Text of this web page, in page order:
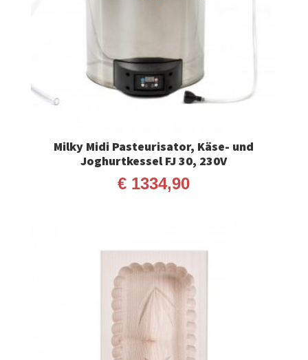
Milky Midi Pasteurisator, Käse- und
Joghurtkessel FJ 30, 230V
€ 1334,90